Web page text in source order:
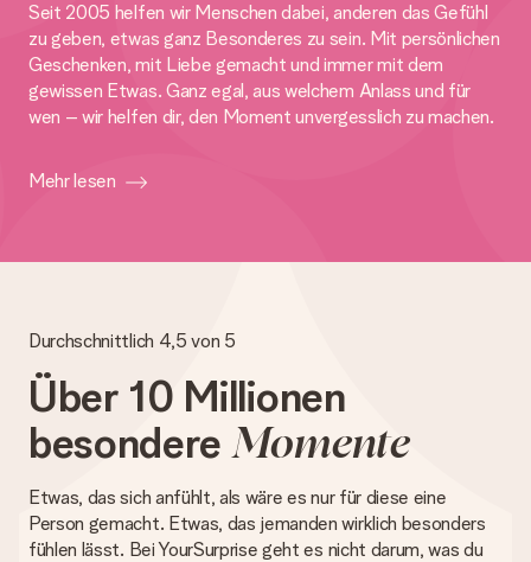
Seit 2005 helfen wir Menschen dabei, anderen das Gefühl
zu geben, etwas ganz Besonderes zu sein. Mit persönlichen
Geschenken, mit Liebe gemacht und immer mit dem
gewissen Etwas. Ganz egal, aus welchem Anlass und für
wen – wir helfen dir, den Moment unvergesslich zu machen.
Mehr lesen
Durchschnittlich 4,5 von 5
Über 10 Millionen
besondereMomente
Etwas, das sich anfühlt, als wäre es nur für diese eine
Person gemacht. Etwas, das jemanden wirklich besonders
fühlen lässt. Bei YourSurprise geht es nicht darum, was du